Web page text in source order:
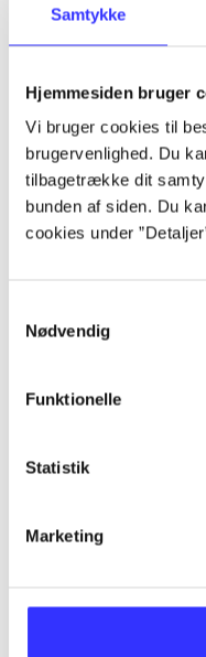
Samtykke
Hjemmesiden bruger
Vi bruger cookies til
brugervenlighed. Du
tilbagetrække dit
bunden af siden. Du
cookies under
Nødvendig
Funktionelle
Statistik
Marketing
...
...
...
Playstation hits